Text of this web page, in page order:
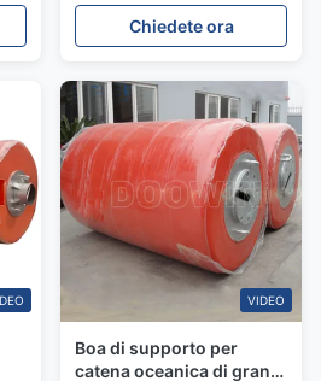
all'abrasione, durata di 10
anni e nucleo in schiuma
Chiedete ora
VIDEO
Boa di supporto per
catena oceanica di grandi